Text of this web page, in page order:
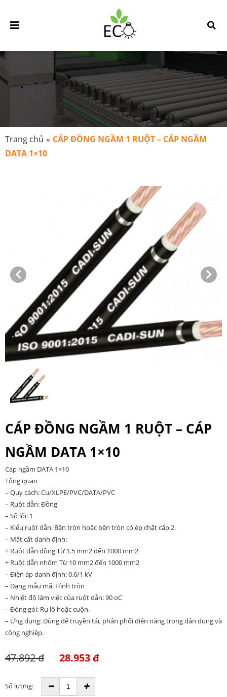
Trang chủ » CÁP ĐỒNG NGẦM 1 RUỘT – CÁP NGẦM
DATA 1×10
CÁP ĐỒNG NGẦM 1 RUỘT – CÁP
NGẦM DATA 1×10
Cáp ngầm DATA 1×10
Tổng quan
– Quy cách: Cu/XLPE/PVC/DATA/PVC
– Ruột dẫn: Đồng
– Số lõi: 1
– Kiểu ruột dẫn: Bện tròn hoặc bện tròn có ép chặt cấp 2.
– Mặt cắt danh định:
+ Ruột dẫn đồng Từ 1.5 mm2 đến 1000 mm2
+ Ruột dẫn nhôm Từ 10 mm2 đến 1000 mm2
– Điện áp danh định: 0.6/1 kV
– Dạng mẫu mã: Hình tròn
– Nhiệt độ làm việc của ruột dẫn: 90 oC
– Đóng gói: Ru lô hoặc cuộn.
– Ứng dụng: Dùng để truyền tải, phân phối điện năng trong dân dụng và
công nghiệp.
47.892 đ 28.953 đ
Số lượng: